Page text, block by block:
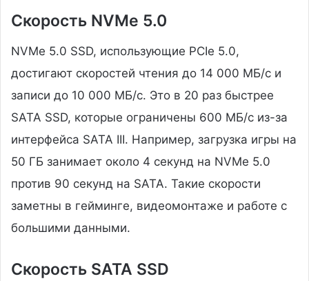
Скорость NVMe 5.0
NVMe 5.0 SSD, использующие PCIe 5.0,
достигают скоростей чтения до 14 000 МБ/с и
записи до 10 000 МБ/с. Это в 20 раз быстрее
SATA SSD, которые ограничены 600 МБ/с из-за
интерфейса SATA III. Например, загрузка игры на
50 ГБ занимает около 4 секунд на NVMe 5.0
против 90 секунд на SATA. Такие скорости
заметны в гейминге, видеомонтаже и работе с
большими данными.
Скорость SATA SSD